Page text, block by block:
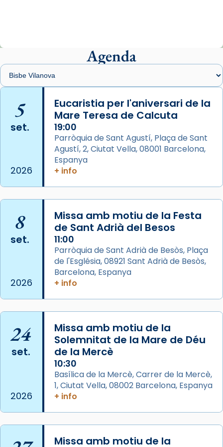
presidit aquest 27 de juliol la missa de Les
Santes de Mataró.
🔗
📸 J. Merino
Photo
View on Facebook ·
Arquebisbat de Barcelona
de Barcelona.
2 weeks ago
comitè organitzador de la visita apostòlica
del Sant Pare Lleó XIV a Barcelona, i als
col·laboradors, a la Catedral de Barcelona.
L’arquebisbe de Barcelona, el cardenal Joan
Josep Omella, ha presidit la missa i l’ha
concelebrat el bisbe auxiliar de Barcelona,
Mons. David Abadías.
📸 Dr. G. Simón
Photo
View on Facebook · Share
Arquebisbat de Barcelona
2 weeks ago
Memòria de les santes Juliana i
Semproniana, verges i màrtirs.
partir de l’Edat Mitjana sorgeix la tradició
Agenda
5
set.
2026
Eucaristia per l'aniversari de la
Mare Teresa de Calcuta
19:00
Parròquia de Sant Agustí, Plaça de Sant
Agustí, 2, Ciutat Vella, 08001 Barcelona,
Espanya
+ info
8
set.
2026
Missa amb motiu de la Festa
de Sant Adrià del Besos
11:00
Parròquia de Sant Adrià de Besòs, Plaça
de l'Església, 08921 Sant Adrià de Besòs,
Barcelona, Espanya
+ info
24
set.
2026
Missa amb motiu de la
Solemnitat de la Mare de Déu
de la Mercè
10:30
Basílica de la Mercè, Carrer de la Mercè,
1, Ciutat Vella, 08002 Barcelona, Espanya
+ info
Missa amb motiu de la